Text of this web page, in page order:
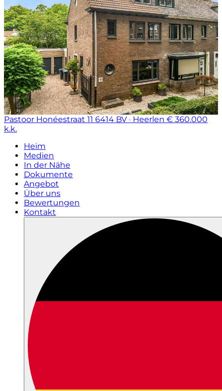
Pastoor Honéestraat 11 6414 BV · Heerlen € 360.000
k.k.
Heim
Medien
In der Nähe
Dokumente
Angebot
Über uns
Bewertungen
Kontakt